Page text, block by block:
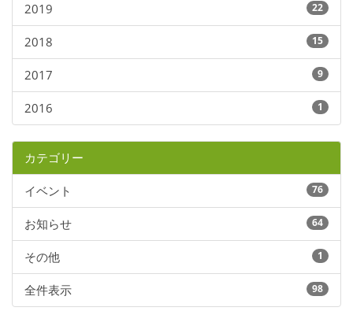
2019 22
2018 15
2017 9
2016 1
カテゴリー
イベント 76
お知らせ 64
その他 1
全件表示 98